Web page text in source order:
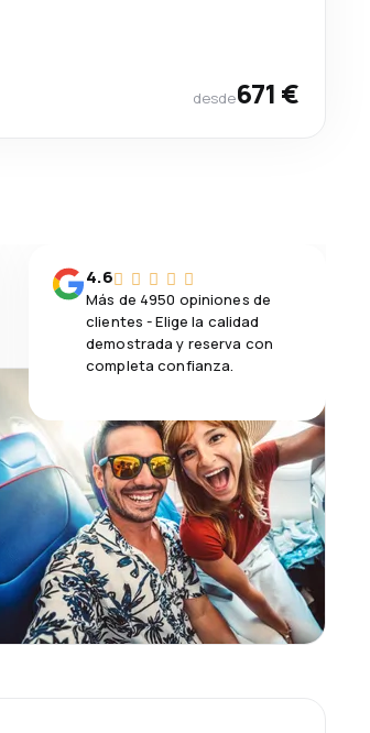
desde671 €
4.6
Más de 4950 opiniones de
clientes - Elige la calidad
demostrada y reserva con
completa confianza.